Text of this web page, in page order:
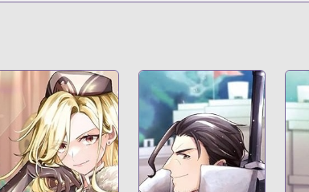
territory-defense-by-the-optimistic-